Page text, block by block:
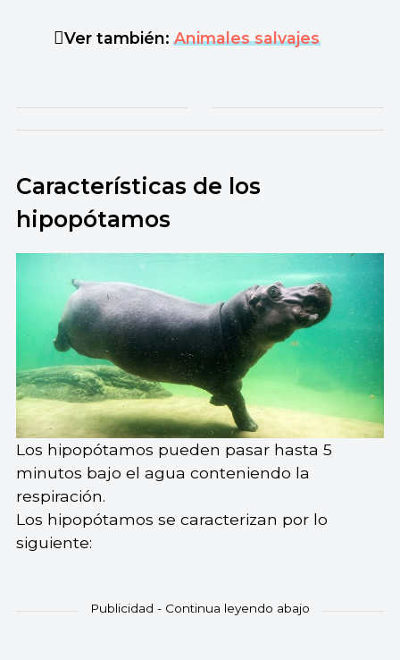
Ver también:Animales salvajes
Características de los
hipopótamos
Los hipopótamos pueden pasar hasta 5
minutos bajo el agua conteniendo la
respiración.
Los hipopótamos se caracterizan por lo
siguiente: